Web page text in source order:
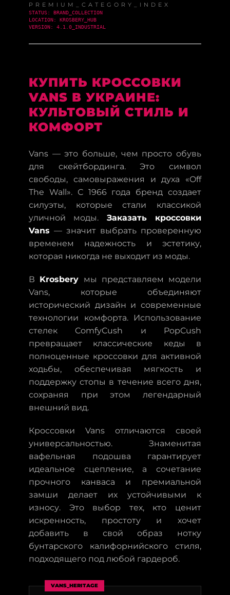
PREMIUM_CATEGORY_INDEX
STATUS: BRAND_COLLECTION
LOCATION: KROSBERY_HUB
VERSION: 4.1.0_INDUSTRIAL
КУПИТЬ КРОССОВКИ
VANS В УКРАИНЕ:
КУЛЬТОВЫЙ СТИЛЬ И
КОМФОРТ
Vans — это больше, чем просто обувь
для скейтбординга. Это символ
свободы, самовыражения и духа «Off
The Wall». С 1966 года бренд создает
силуэты, которые стали классикой
уличной моды. Заказать кроссовки
Vans — значит выбрать проверенную
временем надежность и эстетику,
которая никогда не выходит из моды.
В Krosbery мы представляем модели
Vans, которые объединяют
исторический дизайн и современные
технологии комфорта. Использование
стелек ComfyCush и PopCush
превращает классические кеды в
полноценные кроссовки для активной
ходьбы, обеспечивая мягкость и
поддержку стопы в течение всего дня,
сохраняя при этом легендарный
внешний вид.
Кроссовки Vans отличаются своей
универсальностью. Знаменитая
вафельная подошва гарантирует
идеальное сцепление, а сочетание
прочного канваса и премиальной
замши делает их устойчивыми к
износу. Это выбор тех, кто ценит
искренность, простоту и хочет
добавить в свой образ нотку
бунтарского калифорнийского стиля,
подходящего под любой гардероб.
VANS_HERITAGE